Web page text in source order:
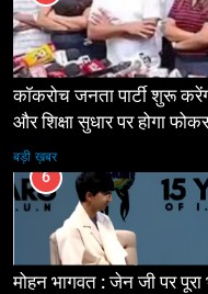
कॉकरोच जनता पार्टी शुरू
और शिक्षा सुधार पर होगा
बड़ी ख़बर
6
मोहन भागवत : जेन जी पर पूरा